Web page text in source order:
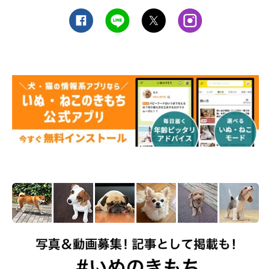
そのときの感情が、表情や態度に出やすいこんちゃん。つい最近
も、こんちゃんの表情の違いに笑ってしまったことがあるそうで